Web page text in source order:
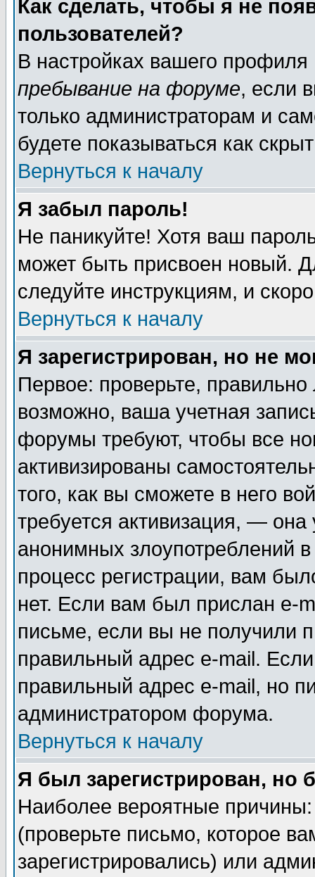
Как сделать, чтобы я не
пользователей?
В настройках вашего
пребывание на форуме, если
только администраторам и
будете показываться как
Вернуться к началу
Я забыл пароль!
Не паникуйте! Хотя ваш
может быть присвоен новый.
следуйте инструкциям, и
Вернуться к началу
Я зарегистрирован, но не
Первое: проверьте,
возможно, ваша учетная
форумы требуют, чтобы все
активизированы
того, как вы сможете в него
требуется активизация, —
анонимных злоупотреблений
процесс регистрации, вам
нет. Если вам был прислан e-
письме, если вы не получили
правильный адрес e-mail.
правильный адрес e-mail, но
администратором форума.
Вернуться к началу
Я был зарегистрирован, но
Наиболее вероятные
(проверьте письмо, которое
зарегистрировались) или